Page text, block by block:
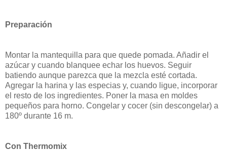
Preparación
Montar la mantequilla para que quede pomada. Añadir el
azúcar y cuando blanquee echar los huevos. Seguir
batiendo aunque parezca que la mezcla esté cortada.
Agregar la harina y las especias y, cuando ligue, incorporar
el resto de los ingredientes. Poner la masa en moldes
pequeños para horno. Congelar y cocer (sin descongelar) a
180º durante 16 m.
Con Thermomix